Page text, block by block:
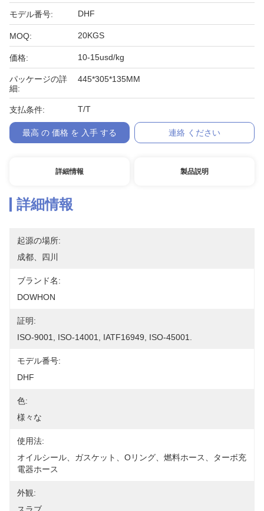
モデル番号: DHF
MOQ: 20KGS
価格: 10-15usd/kg
パッケージの詳
細:
445*305*135MM
支払条件: T/T
最高 の 価格 を 入手 する 連絡 ください
詳細情報 製品説明
詳細情報
起源の場所:
成都、四川
ブランド名:
DOWHON
証明:
ISO-9001, ISO-14001, IATF16949, ISO-45001.
モデル番号:
DHF
色:
様々な
使用法:
オイルシール、ガスケット、Oリング、燃料ホース、ターボ充
電器ホース
外観: